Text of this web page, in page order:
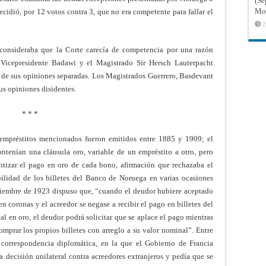
por 12 votos contra 3, que no era competente para fallar el
que la Corte carecía de competencia por una razón
Badawi y el Magistrado Sir Hersch Lauterpacht
sus opiniones separadas. Los Magistrados Guerrero, Basdevant
opiniones disidentes.
* * *
mencionados fueron emitidos entre 1885 y 1909; el
una cláusula oro, variable de un empréstito a otro, pero
el pago en oro de cada bono, afirmación que rechazaba el
de los billetes del Banco de Noruega en varias ocasiones
de 1923 dispuso que, “cuando el deudor hubiere aceptado
coronas y el acreedor se negase a recibir el pago en billetes del
en oro, el deudor podrá solicitar que se aplace el pago mientras
los propios billetes con arreglo a su valor nominal”. Entre
diplomática, en la que el Gobierno de Francia
decisión unilateral contra acreedores extranjeros y pedía que se